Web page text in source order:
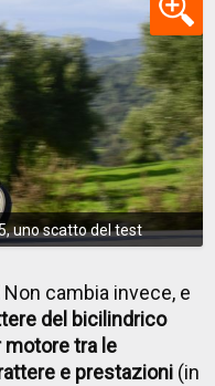
uno scatto del test
Non cambia invece, e
del bicilindrico
motore tra le
e prestazioni (in